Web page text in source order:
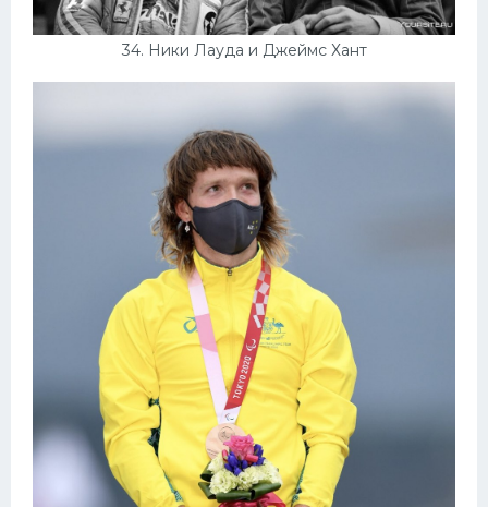
34. Ники Лауда и Джеймс Хант